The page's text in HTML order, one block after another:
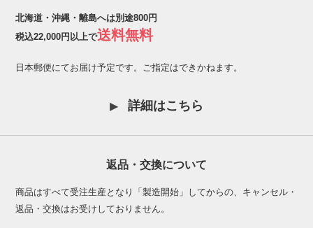
北海道・沖縄・離島へは別途800円
税込22,000円以上で送料無料
日本郵便にてお届け予定です。ご指定はできかねます。
詳細はこちら
返品・交換について
商品はすべて受注生産となり「製造開始」してからの、キャンセル・
返品・交換はお受けしておりません。